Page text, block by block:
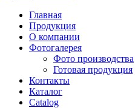
Главная
Продукция
О компании
Фотогалерея
Фото производства
Готовая продукция
Контакты
Каталог
Catalog